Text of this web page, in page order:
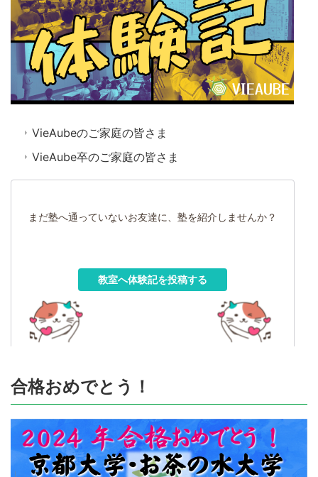
VieAubeのご家庭の皆さま
VieAube卒のご家庭の皆さま
まだ塾へ通っていないお友達に、塾を紹介しませんか？
教室へ体験記を投稿する
合格おめでとう！